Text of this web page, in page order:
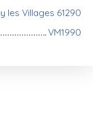
les Villages 61290
VM1990